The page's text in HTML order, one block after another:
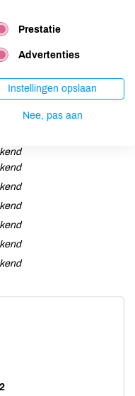
Prestatie
Advertenties
Instellingen opslaan
Nee, pas aan